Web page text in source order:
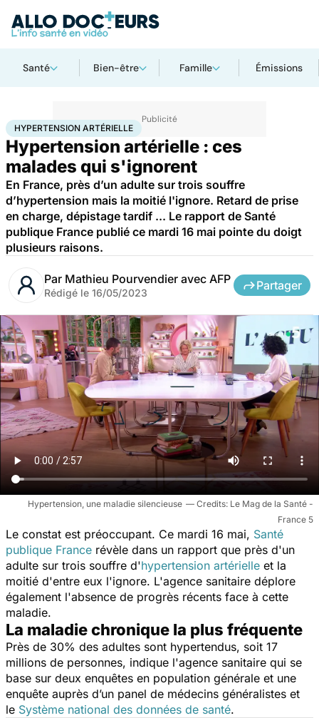
Santé Bien-être Famille Émissions
AccueilSantéSociétéSanté publiqueHypertension artérielle
HYPERTENSION ARTÉRIELLE
Hypertension artérielle : ces
malades qui s'ignorent
En France, près d’un adulte sur trois souffre
d’hypertension mais la moitié l'ignore. Retard de prise
en charge, dépistage tardif ... Le rapport de Santé
publique France publié ce mardi 16 mai pointe du doigt
plusieurs raisons.
Par Mathieu Pourvendier avec AFP
Rédigé le 16/05/2023
Partager
Hypertension, une maladie silencieuse
Le Mag de la Santé -
France 5
Le constat est préoccupant. Ce mardi 16 mai, Santé
publique France révèle dans un rapport que près d'un
adulte sur trois souffre d'hypertension artérielle et la
moitié d'entre eux l'ignore. L'agence sanitaire déplore
également l'absence de progrès récents face à cette
maladie.
La maladie chronique la plus fréquente
Près de 30% des adultes sont hypertendus, soit 17
millions de personnes, indique l'agence sanitaire qui se
base sur deux enquêtes en population générale et une
enquête auprès d’un panel de médecins généralistes et
le Système national des données de santé.